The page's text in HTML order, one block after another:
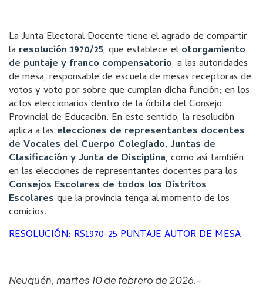
La Junta Electoral Docente tiene el agrado de compartir
la resolución 1970/25, que establece el otorgamiento
de puntaje y franco compensatorio, a las autoridades
de mesa, responsable de escuela de mesas receptoras de
votos y voto por sobre que cumplan dicha función; en los
actos eleccionarios dentro de la órbita del Consejo
Provincial de Educación. En este sentido, la resolución
aplica a las elecciones de representantes docentes
de Vocales del Cuerpo Colegiado, Juntas de
Clasificación y Junta de Disciplina, como así también
en las elecciones de representantes docentes para los
Consejos Escolares de todos los Distritos
Escolares que la provincia tenga al momento de los
comicios.
RESOLUCIÓN: RS1970-25 PUNTAJE AUTOR DE MESA
Neuquén, martes 10 de febrero de 2026.-